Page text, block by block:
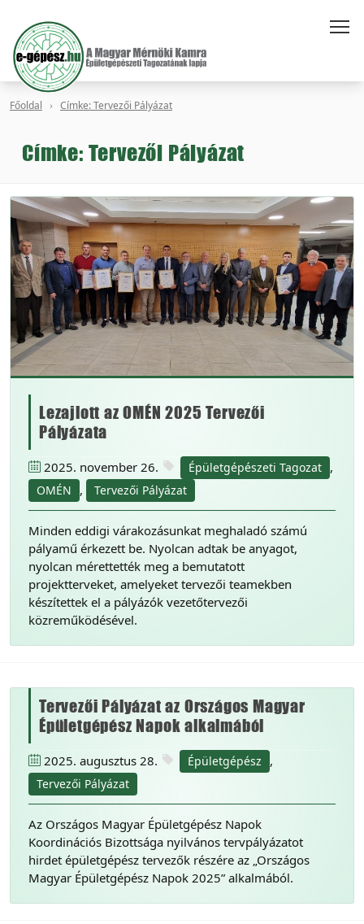
Főoldal Címke: Tervezői Pályázat
Címke: Tervezői Pályázat
Lezajlott az OMÉN 2025 Tervezői
Pályázata
2025. november 26. Épületgépészeti Tagozat ,
OMÉN , Tervezői Pályázat
Minden eddigi várakozásunkat meghaladó számú
pályamű érkezett be. Nyolcan adtak be anyagot,
nyolcan mérettették meg a bemutatott
projektterveket, amelyeket tervezői teamekben
készítettek el a pályázók vezetőtervezői
közreműködésével.
Tervezői Pályázat az Országos Magyar
Épületgépész Napok alkalmából
2025. augusztus 28. Épületgépész ,
Tervezői Pályázat
Az Országos Magyar Épületgépész Napok
Koordinációs Bizottsága nyilvános tervpályázatot
hirdet épületgépész tervezők részére az „Országos
Magyar Épületgépész Napok 2025” alkalmából.